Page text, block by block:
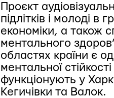
Проєкт
підлітків і молоді
економіки, а також
ментального
областях країни є
ментальної
функціонують у
Кегичівки та Валок.